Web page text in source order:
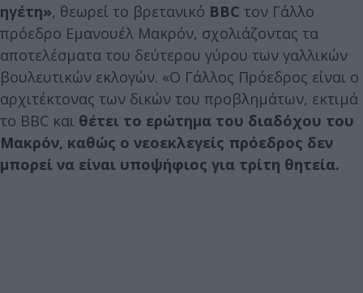
ηγέτη», θεωρεί το βρετανικό BBC τον Γάλλο
πρόεδρο Εμανουέλ Μακρόν, σχολιάζοντας τα
αποτελέσματα του δεύτερου γύρου των γαλλικών
βουλευτικών εκλογών. «Ο Γάλλος Πρόεδρος είναι ο
αρχιτέκτονας των δικών του προβλημάτων, εκτιμά
το BBC και θέτει το ερώτημα του διαδόχου του
Μακρόν, καθώς ο νεοεκλεγείς πρόεδρος δεν
μπορεί να είναι υποψήφιος για τρίτη θητεία.